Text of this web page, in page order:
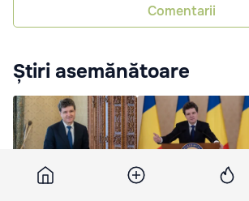
Comentarii
Știri asemănătoare
Președintele României
a convocat din nou
Nicușor Dan: Ar fi mai
bine să rămână secret